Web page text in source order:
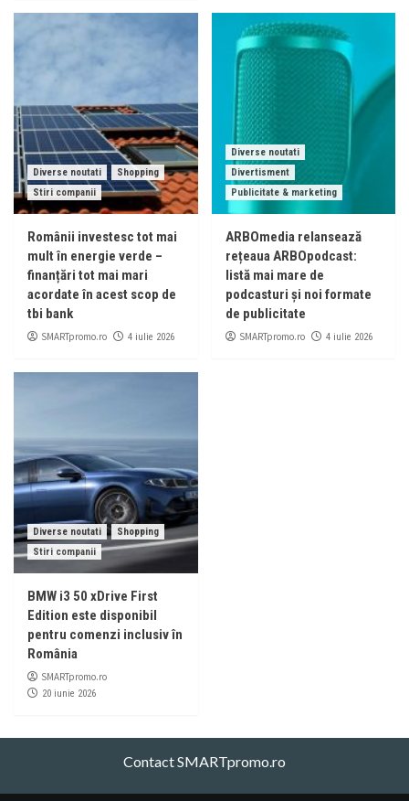
Diverse noutati
Shopping
Stiri companii
Românii investesc tot mai
mult în energie verde –
finanțări tot mai mari
acordate în acest scop de
tbi bank
SMARTpromo.ro 4 iulie 2026
Diverse noutati
Divertisment
Publicitate & marketing
ARBOmedia relansează
rețeaua ARBOpodcast:
listă mai mare de
podcasturi și noi formate
de publicitate
SMARTpromo.ro 4 iulie 2026
Diverse noutati
Shopping
Stiri companii
BMW i3 50 xDrive First
Edition este disponibil
pentru comenzi inclusiv în
România
SMARTpromo.ro
20 iunie 2026
Contact SMARTpromo.ro